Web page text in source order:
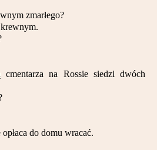
zmarłego?
cmentarza na Rossie siedzi dwóch
do domu wracać.